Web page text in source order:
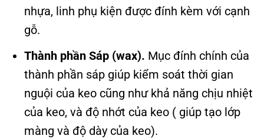
nhựa, linh phụ kiện được đính kèm với cạnh
gỗ.
Thành phần Sáp (wax). Mục đính chính của
thành phần sáp giúp kiểm soát thời gian
nguội của keo cũng như khả năng chịu nhiệt
của keo, và độ nhớt của keo ( giúp tạo lớp
màng và độ dày của keo).